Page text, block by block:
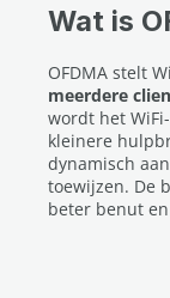
Wat is
OFDMA stelt
meerdere
wordt het
kleinere
dynamisch
toewijzen. De
beter benut